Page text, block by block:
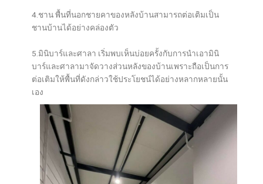
4.ชาน พื้นที่นอกชายคาของหลังบ้านสามารถต่อเติมเป็น
ชานบ้านได้อย่างคล่องตัว
5.มินิบาร์และศาลา เริ่มพบเห็นบ่อยครั้งกับการนำเอามินิ
บาร์และศาลามาจัดวางส่วนหลังของบ้านเพราะถือเป็นการ
ต่อเติมให้พื้นที่ดังกล่าวใช้ประโยชน์ได้อย่างหลากหลายนั้น
เอง